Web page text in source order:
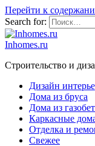
Перейти к
Search for:
Inhomes.ru
Строительство и
Дизайн
Дома из бруса
Дома из
Каркасные
Отделка и
Свежее